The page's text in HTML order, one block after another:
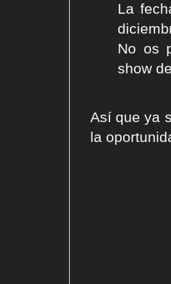
La
No os
show
Así que ya
la